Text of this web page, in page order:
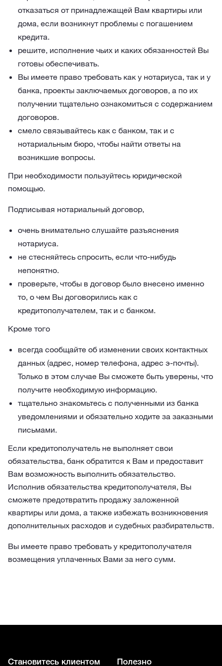
отказаться от принадлежащей Вам квартиры или
дома, если возникнут проблемы с погашением
кредита.
решите, исполнение чьих и каких обязанностей Вы
готовы обеспечивать.
Вы имеете право требовать как у нотариуса, так и у
банка, проекты заключаемых договоров, а по их
получении тщательно ознакомиться с содержанием
договоров.
смело связывайтесь как с банком, так и с
нотариальным бюро, чтобы найти ответы на
возникшие вопросы.
При необходимости пользуйтесь юридической
помощью.
Подписывая нотариальный договор,
очень внимательно слушайте разъяснения
нотариуса.
не стесняйтесь спросить, если что-нибудь
непонятно.
проверьте, чтобы в договор было внесено именно
то, о чем Вы договорились как с
кредитополучателем, так и с банком.
Кроме того
всегда сообщайте об изменении своих контактных
данных (адрес, номер телефона, адрес э-почты).
Только в этом случае Вы сможете быть уверены, что
получите необходимую информацию.
тщательно знакомьтесь с полученными из банка
уведомлениями и обязательно ходите за заказными
письмами.
Если кредитополучатель не выполняет свои
обязательства, банк обратится к Вам и предоставит
Вам возможность выполнить обязательство.
Исполнив обязательства кредитополучателя, Вы
сможете предотвратить продажу заложенной
квартиры или дома, а также избежать возникновения
дополнительных расходов и судебных разбирательств.
Вы имеете право требовать у кредитополучателя
возмещения уплаченных Вами за него сумм.
Становитесь клиентом Полезно